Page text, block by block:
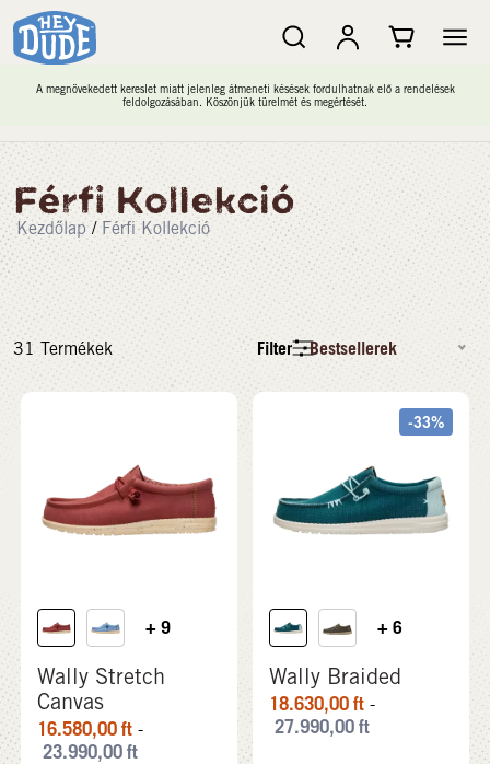
A megnövekedett kereslet miatt jelenleg átmeneti késések fordulhatnak elő a rendelések
feldolgozásában. Köszönjük türelmét és megértését.
Férfi Kollekció
Kezdőlap / Férfi Kollekció
31 Termékek Filter Bestsellerek
+ 9
Wally Stretch
Canvas
16.580,00ft -
23.990,00ft
-33%
+ 6
Wally Braided
18.630,00ft -
27.990,00ft